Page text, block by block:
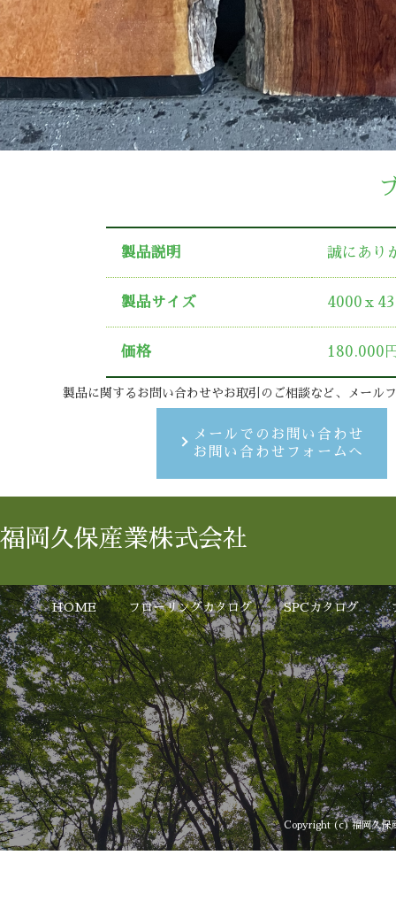
製品説明 誠にあり
製品サイズ 4000ｘ
価格 180.000
製品に関するお問い合わせやお取引のご相談など、メール
メールでのお問い合わせ
お問い合わせフォームへ
福岡久保産業株式会社
HOME フローリングカタログ SPCカタログ
Copyright (c) 福岡久保